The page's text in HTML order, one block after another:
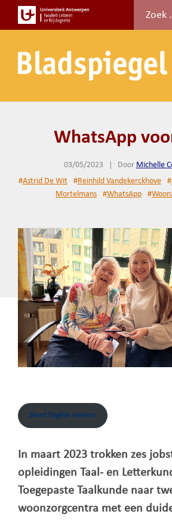
Spring
WhatsApp
03/05/2023 Door Michelle
#Astrid De Wit #Reinhild Vandekerckhove #
Mortelmans
#WhatsApp #
Short English version
In maart 2023 trokken zes
opleidingen Taal- en
Toegepaste Taalkunde naar
woonzorgcentra met een